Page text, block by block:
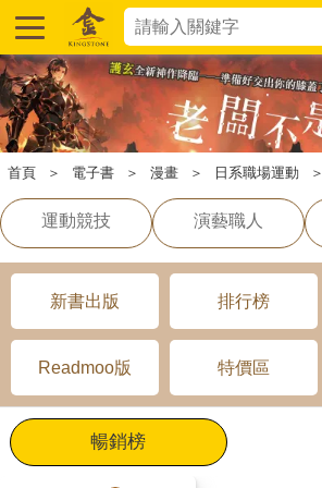
首頁 ＞ 電子書 ＞ 漫畫 ＞ 日系職場運動 ＞
運動競技 演藝職人
新書出版 排行榜
Readmoo版 特價區
暢銷榜